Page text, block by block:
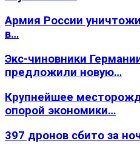
Армия России
в…
Экс-чиновники
предложили новую…
Крупнейшее
опорой экономики…
397 дронов сбито за